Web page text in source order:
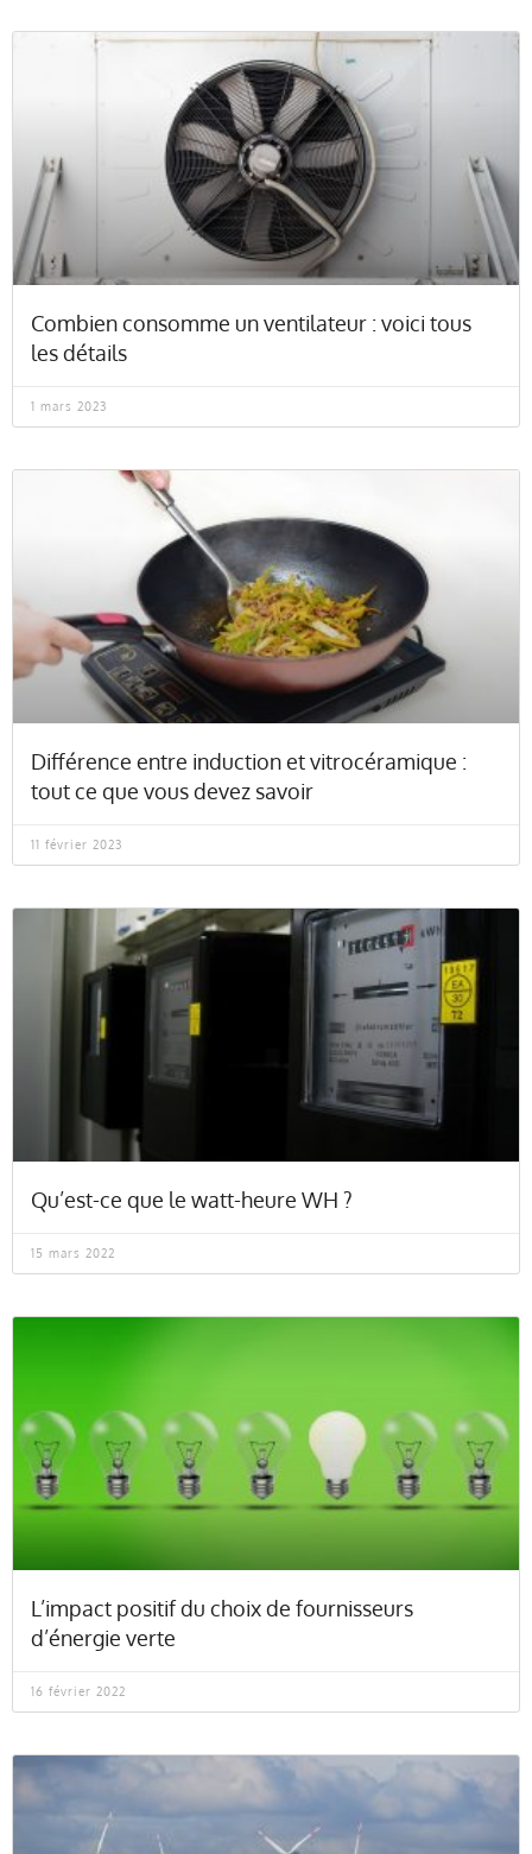
Combien consomme un ventilateur : voici tous
les détails
1 mars 2023
Différence entre induction et vitrocéramique :
tout ce que vous devez savoir
11 février 2023
Qu’est-ce que le watt-heure WH ?
15 mars 2022
L’impact positif du choix de fournisseurs
d’énergie verte
16 février 2022